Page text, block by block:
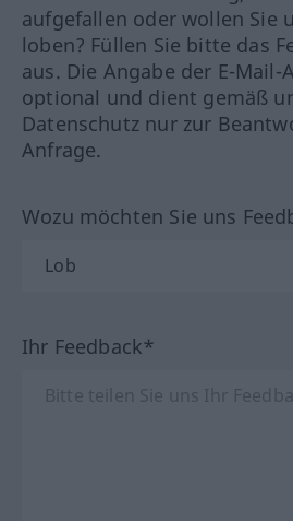
aufgefallen oder wollen Sie
loben? Füllen Sie bitte das
aus. Die Angabe der E-Mail-
optional und dient gemäß
Datenschutz nur zur
Anfrage.
Wozu möchten Sie uns
Ihr Feedback*